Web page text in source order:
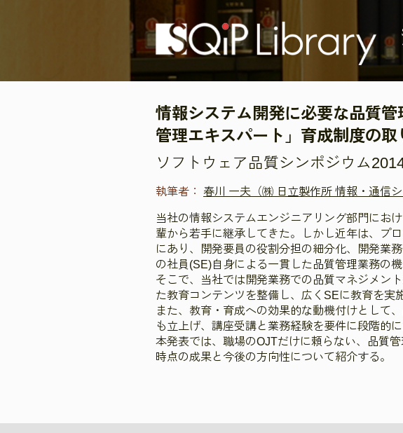
情報システム開発に必要な品質
管理エキスパート」育成制度の取
ソフトウェア品質シンポジウム
執筆者： 春川 一夫（㈱ 日立製作所 情報・通信シ
当社の情報システムエンジニアリング部門にお
輩から若手に継承してきた。しかし近年は、プ
にあり、開発要員の役割分担の細分化、開発業
の社員(SE)自身による一貫した品質管理業務の
そこで、当社では開発業務での品質マネジメン
た教育コンテンツを整備し、広くSEに教育を実
また、教育・育成への効果的な動機付けとして
も立上げ、講座受講と業務経験を要件に段階的
本発表では、職場のOJTだけに頼らない、品質
時点の成果と今後の方向性について紹介する。